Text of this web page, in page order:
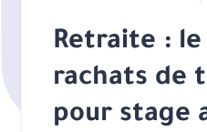
Retraite :
rachats de
pour stage